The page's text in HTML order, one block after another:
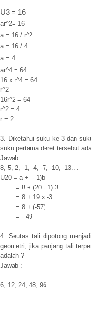
U3 = 16
ar^2= 16
a = 16 / r^2
a = 16 / 4
a = 4
ar^4 = 64
16 x r^4 = 64
r^2
16r^2 = 64
r^2 = 4
r = 2
3. Diketahui suku ke 3 dan
suku pertama deret tersebut
Jawab :
8, 5, 2, -1, -4, -7, -10, -13....
U20 = a + - 1)b
= 8 + (20 - 1)-3
= 8 + 19 x -3
= 8 + (-57)
= - 49
4. Seutas tali dipotong
geometri, jika panjang tali
adalah ?
Jawab :
6, 12, 24, 48, 96....